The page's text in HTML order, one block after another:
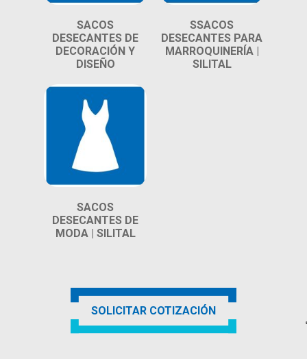
SACOS
DESECANTES DE
DECORACIÓN Y
DISEÑO
SSACOS
DESECANTES PARA
MARROQUINERÍA |
SILITAL
SACOS
DESECANTES DE
MODA | SILITAL
SOLICITAR COTIZACIÓN